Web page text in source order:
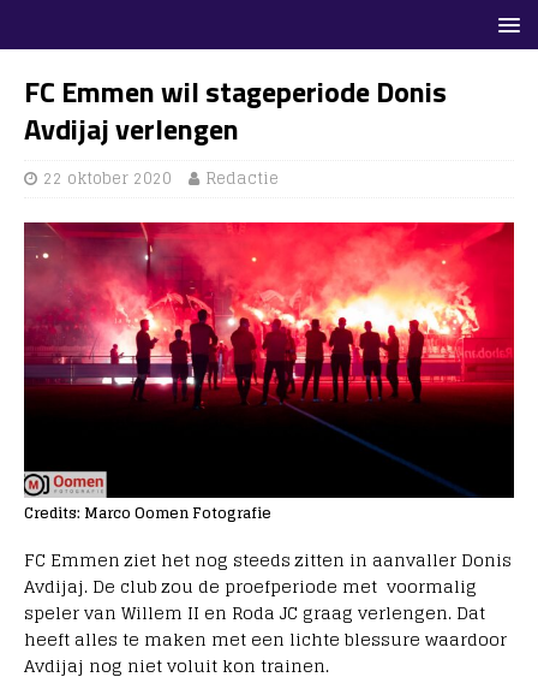
FC Emmen wil stageperiode Donis
Avdijaj verlengen
22 oktober 2020 Redactie
Credits: Marco Oomen Fotografie
FC Emmen ziet het nog steeds zitten in aanvaller Donis
Avdijaj. De club zou de proefperiode met voormalig
speler van Willem II en Roda JC graag verlengen. Dat
heeft alles te maken met een lichte blessure waardoor
Avdijaj nog niet voluit kon trainen.